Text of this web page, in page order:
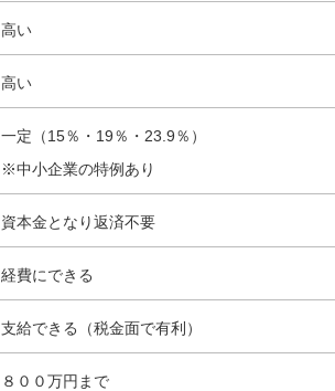
高い
高い
一定（15％・19％・23.9％）
※中小企業の特例あり
資本金となり返済不要
経費にできる
支給できる（税金面で有利）
８００万円まで